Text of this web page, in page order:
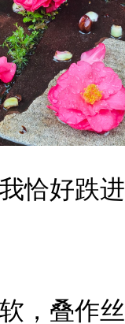
恰好跌
，叠作